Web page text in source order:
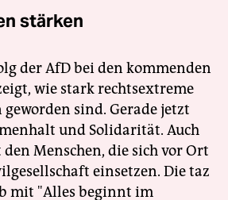
stärken
der AfD bei den kommenden
wie stark rechtsextreme
sind. Gerade jetzt
und Solidarität. Auch
Menschen, die sich vor Ort
einsetzen. Die taz
mit "Alles beginnt im